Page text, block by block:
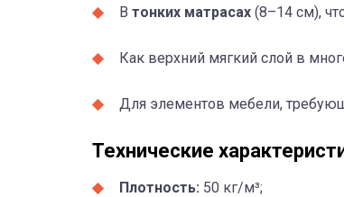
В тонких матрасах (8–14 см),
Как верхний мягкий слой в
Для элементов мебели,
Технические
Плотность: 50 кг/м³;